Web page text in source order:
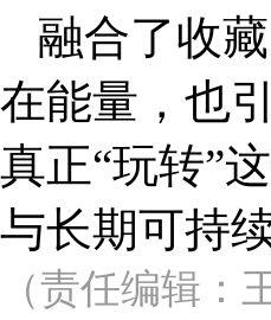
融合了收
在能量，也
真正“玩转”
与长期可持
（责任编辑：